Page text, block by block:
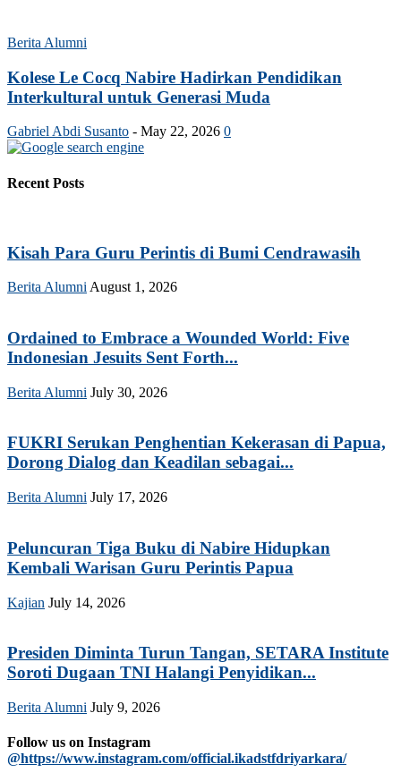
Berita Alumni
Kolese Le Cocq Nabire Hadirkan Pendidikan
Interkultural untuk Generasi Muda
Gabriel Abdi Susanto - May 22, 2026 0
Recent Posts
Kisah Para Guru Perintis di Bumi Cendrawasih
Berita Alumni August 1, 2026
Ordained to Embrace a Wounded World: Five
Indonesian Jesuits Sent Forth...
Berita Alumni July 30, 2026
FUKRI Serukan Penghentian Kekerasan di Papua,
Dorong Dialog dan Keadilan sebagai...
Berita Alumni July 17, 2026
Peluncuran Tiga Buku di Nabire Hidupkan
Kembali Warisan Guru Perintis Papua
Kajian July 14, 2026
Presiden Diminta Turun Tangan, SETARA Institute
Soroti Dugaan TNI Halangi Penyidikan...
Berita Alumni July 9, 2026
Follow us on Instagram
@https://www.instagram.com/official.ikadstfdriyarkara/